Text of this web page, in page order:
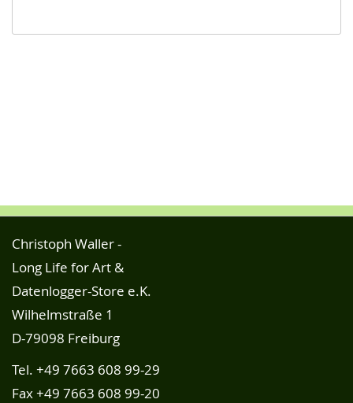
Christoph Waller -
Long Life for Art &
Datenlogger-Store e.K.
Wilhelmstraße 1
D-79098 Freiburg
Tel. +49 7663 608 99-29
Fax +49 7663 608 99-20